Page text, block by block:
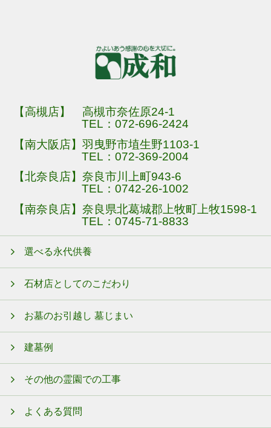
【高槻店】 高槻市奈佐原24-1
TEL：072-696-2424
【南大阪店】羽曳野市埴生野1103-1
TEL：072-369-2004
【北奈良店】奈良市川上町943-6
TEL：0742-26-1002
【南奈良店】奈良県北葛城郡上牧町上牧1598-1
TEL：0745-71-8833
選べる永代供養
石材店としてのこだわり
お墓のお引越し 墓じまい
建墓例
その他の霊園での工事
よくある質問